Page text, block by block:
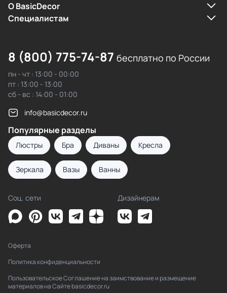
О BasicDecor
Cпециалистам
8 (800) 775-74-87 бесплатно по России
пн - чт : 13:00 - 00:00
пт : 13:00 - 13:00
сб - вс : 14:00 - 01:00
info@basicdecor.ru
Популярные разделы
Люстры Бра Диваны Кресла
Зеркала Вазы Ванны
Соц. сети Дизайнерам
Оферта
Политика конфиденциальности
Пользовательское Соглашение на заимствование и размещение
материалов на Сайте basicdecor.ru